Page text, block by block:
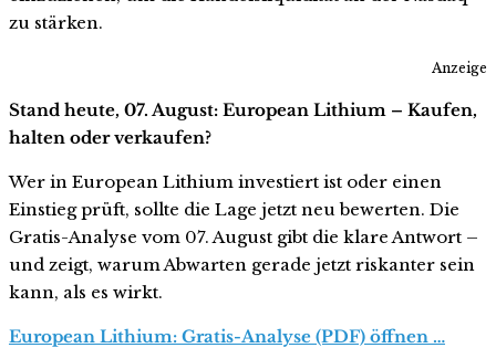
zu stärken.
Anzeige
Stand heute, 07. August: European Lithium – Kaufen,
halten oder verkaufen?
Wer in European Lithium investiert ist oder einen
Einstieg prüft, sollte die Lage jetzt neu bewerten. Die
Gratis-Analyse vom 07. August gibt die klare Antwort –
und zeigt, warum Abwarten gerade jetzt riskanter sein
kann, als es wirkt.
European Lithium: Gratis-Analyse (PDF) öffnen …